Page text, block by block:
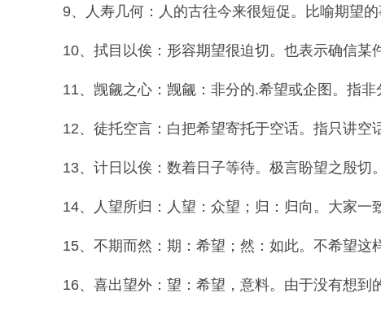
9、人寿几何：人的古往今来很短促。比喻期望的
10、拭目以俟：形容期望很迫切。也表示确信某件
11、觊觎之心：觊觎：非分的.希望或企图。指非
12、徒托空言：白把希望寄托于空话。指只讲空话
13、计日以俟：数着日子等待。极言盼望之殷切。
14、人望所归：人望：众望；归：归向。大家一
15、不期而然：期：希望；然：如此。不希望这
16、喜出望外：望：希望，意料。由于没有想到的